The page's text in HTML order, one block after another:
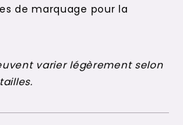
de marquage pour la
varier légèrement selon